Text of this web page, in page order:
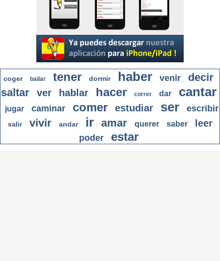
coger bailar tener dormir haber venir
decir
saltar
ver hablar hacer correr dar cantar
jugar caminar comer estudiar ser escribir
salir vivir andar ir amar querer saber leer
poder estar